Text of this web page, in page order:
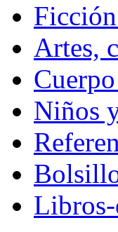
Artes,
Niños
Libros-